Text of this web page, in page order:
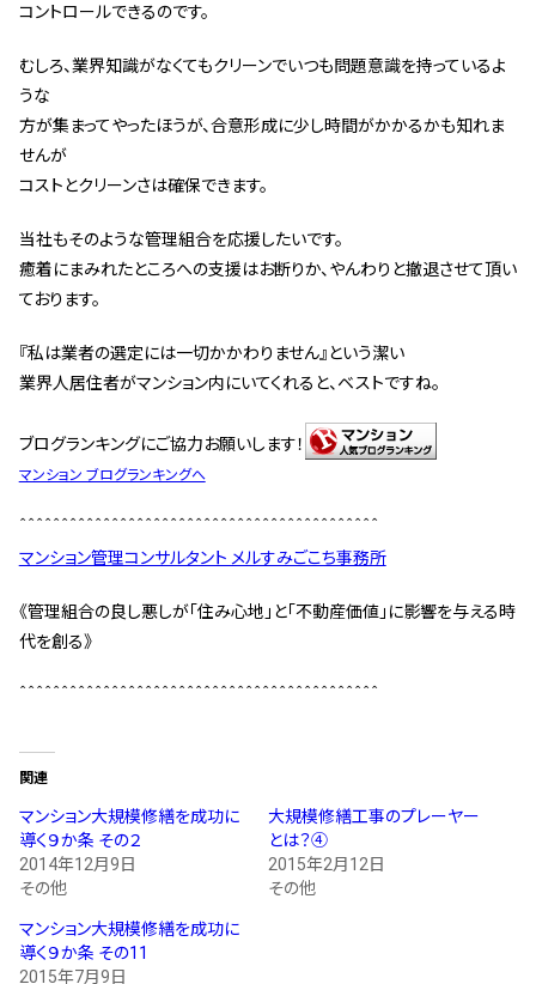
コントロールできるのです。
むしろ、業界知識がなくてもクリーンでいつも問題意識を持っているよ
うな
方が集まってやったほうが、合意形成に少し時間がかかるかも知れま
せんが
コストとクリーンさは確保できます。
当社もそのような管理組合を応援したいです。
癒着にまみれたところへの支援はお断りか、やんわりと撤退させて頂い
ております。
『私は業者の選定には一切かかわりません』という潔い
業界人居住者がマンション内にいてくれると、ベストですね。
ブログランキングにご協力お願いします！
マンション ブログランキングへ
マンション管理コンサルタント メルすみごこち事務所
《管理組合の良し悪しが「住み心地」と「不動産価値」に影響を与える時
代を創る》
関連
マンション大規模修繕を成功に
導く９か条 その２
2014年12月9日
その他
大規模修繕工事のプレーヤー
とは？④
2015年2月12日
その他
マンション大規模修繕を成功に
導く９か条 その11
2015年7月9日